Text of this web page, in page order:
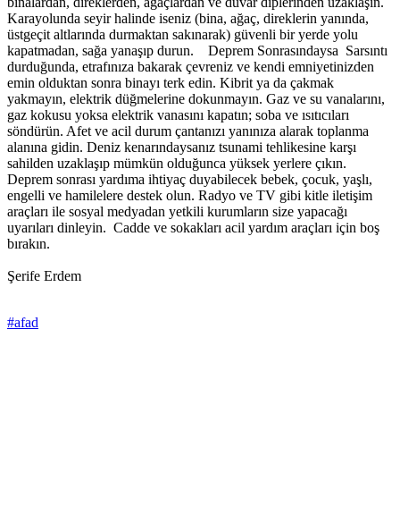
Karayolunda seyir halinde iseniz (bina, ağaç, direklerin yanında,
üstgeçit altlarında durmaktan sakınarak) güvenli bir yerde yolu
kapatmadan, sağa yanaşıp durun. Deprem Sonrasındaysa Sarsıntı
durduğunda, etrafınıza bakarak çevreniz ve kendi emniyetinizden
emin olduktan sonra binayı terk edin. Kibrit ya da çakmak
yakmayın, elektrik düğmelerine dokunmayın. Gaz ve su vanalarını,
gaz kokusu yoksa elektrik vanasını kapatın; soba ve ısıtıcıları
söndürün. Afet ve acil durum çantanızı yanınıza alarak toplanma
alanına gidin. Deniz kenarındaysanız tsunami tehlikesine karşı
sahilden uzaklaşıp mümkün olduğunca yüksek yerlere çıkın.
Deprem sonrası yardıma ihtiyaç duyabilecek bebek, çocuk, yaşlı,
engelli ve hamilelere destek olun. Radyo ve TV gibi kitle iletişim
araçları ile sosyal medyadan yetkili kurumların size yapacağı
uyarıları dinleyin. Cadde ve sokakları acil yardım araçları için boş
bırakın.
Şerife Erdem
#afad